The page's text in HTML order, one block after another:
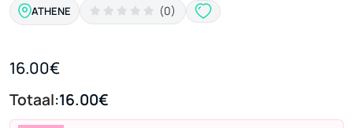
ATHENE (0)
16.00€
Totaal:16.00€